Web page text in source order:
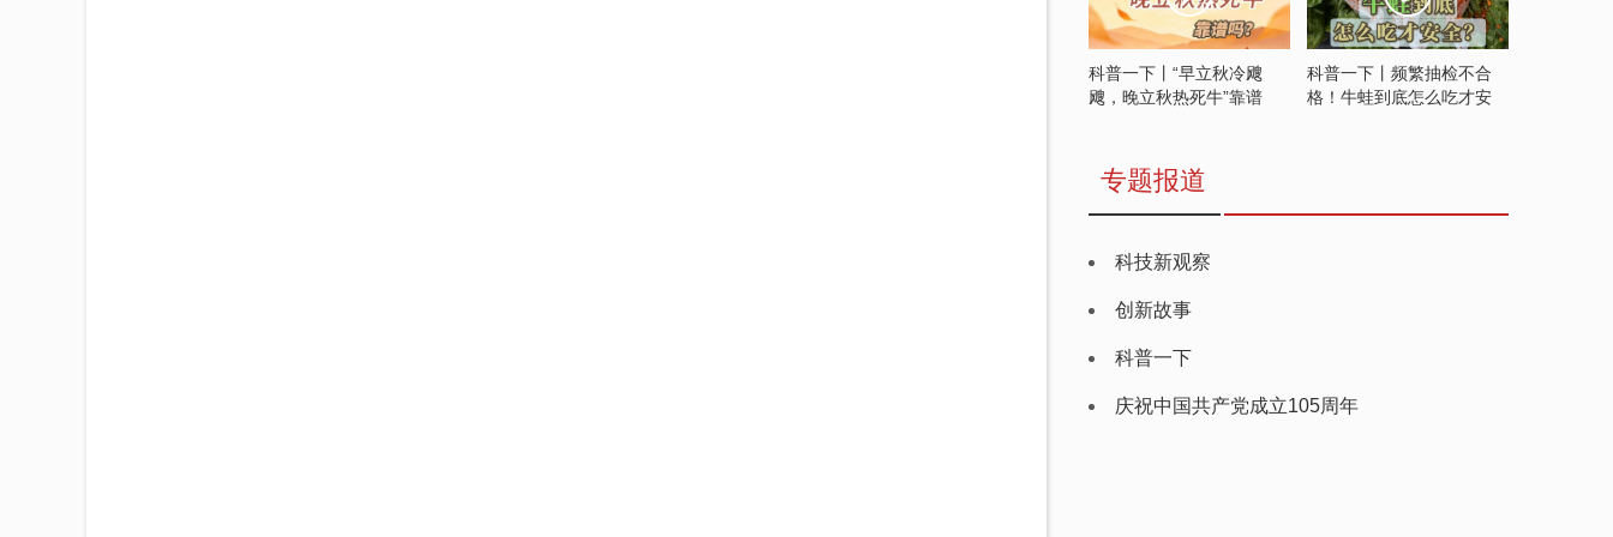
科普一下丨“早立秋冷飕
飕，晚立秋热死牛”靠谱
科普一下丨频繁抽检不合
格！牛蛙到底怎么吃才安
专题报道
科技新观察
创新故事
科普一下
庆祝中国共产党成立105周年